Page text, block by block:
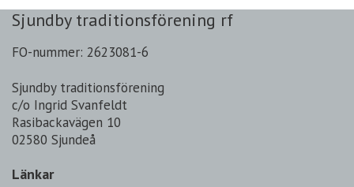
Sjundby traditionsförening rf
FO-nummer: 2623081-6
Sjundby traditionsförening
c/o Ingrid Svanfeldt
Rasibackavägen 10
02580 Sjundeå
Länkar